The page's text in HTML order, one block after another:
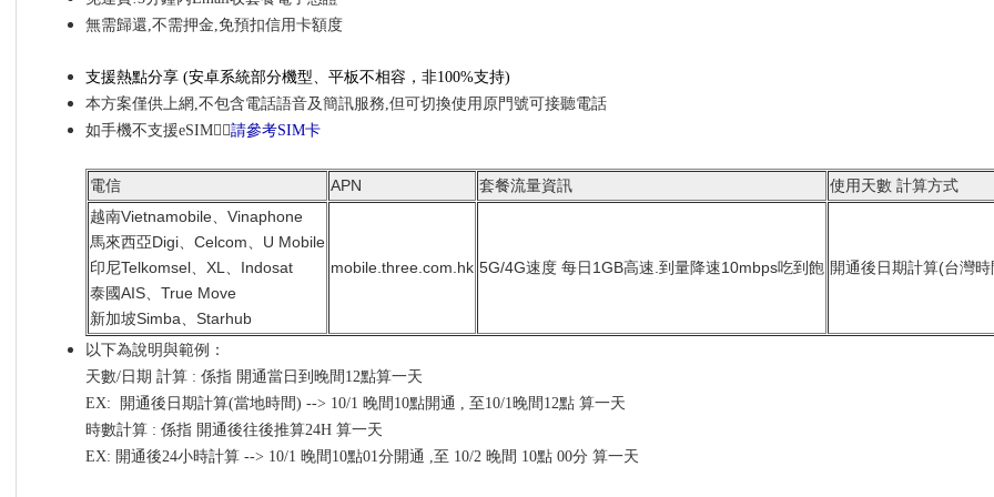
無需歸還,不需押金,免預扣信用卡額度
支援熱點分享 (安卓系統部分機型、平板不相容，非100%支持)
本方案僅供上網,不包含電話語音及簡訊服務,但可切換使用原門號可接聽電話
如手機不支援eSIM👉🏼請參考SIM卡
電信 APN 套餐流量資訊
使用天數 計算方式
越南Vietnamobile、Vinaphone
馬來西亞Digi、Celcom、U Mobile
印尼Telkomsel、XL、Indosat
泰國AIS、True Move
新加坡Simba、Starhub
mobile.three.com.hk 5G/4G速度 每日1GB高速.到量降速10mbps吃到飽 開通後日期計算(台灣
以下為說明與範例：
天數/日期 計算 : 係指 開通當日到晚間12點算一天
EX: 開通後日期計算(當地時間) --> 10/1 晚間10點開通 , 至10/1晚間12點 算一天
時數計算 : 係指 開通後往後推算24H 算一天
EX: 開通後24小時計算 --> 10/1 晚間10點01分開通 ,至 10/2 晚間 10點 00分 算一天